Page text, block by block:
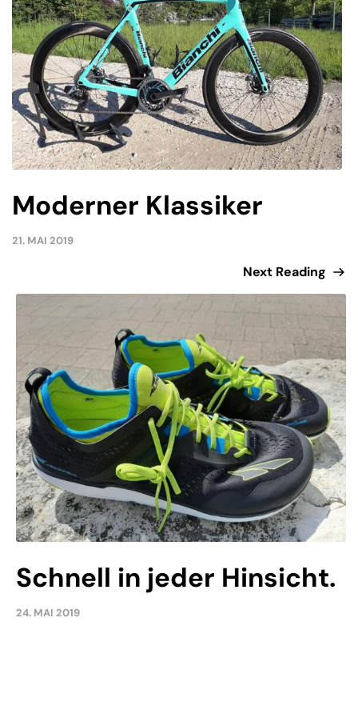
Moderner Klassiker
21. MAI 2019
Next Reading
Schnell in jeder Hinsicht.
24. MAI 2019